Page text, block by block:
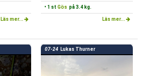
Läs mer...
• 1 st Gös på 3.4 kg.
Läs mer...
07-24 Lukas Thurner